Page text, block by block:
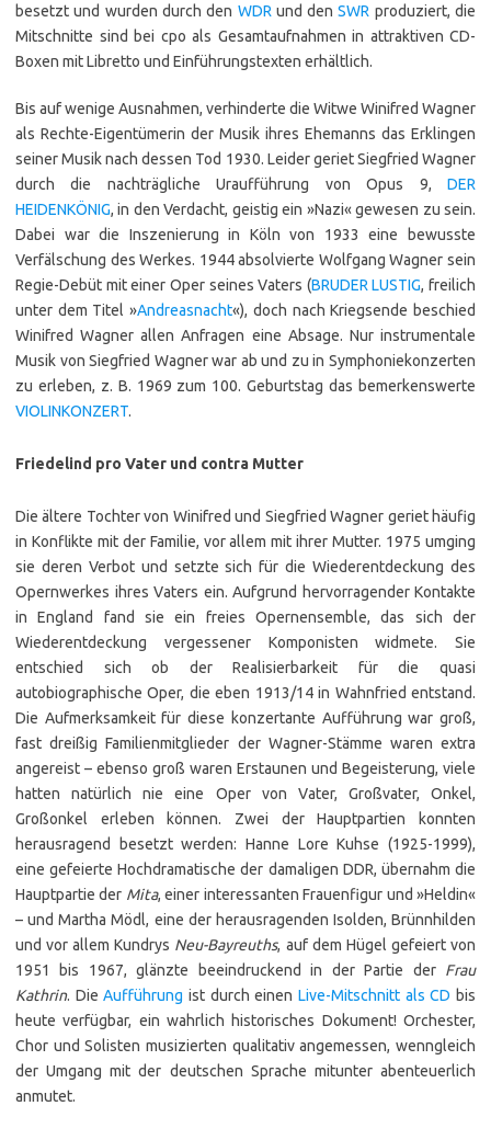
besetzt und wurden durch den WDR und denSWR produziert, die
Mitschnitte sind bei cpo als Gesamtaufnahmen in attraktiven CD-
Boxen mit Libretto und Einführungstexten erhältlich.
Bis auf wenige Ausnahmen, verhinderte die Witwe Winifred Wagner
als Rechte-Eigentümerin der Musik ihres Ehemanns das Erklingen
seiner Musik nach dessen Tod 1930. Leider geriet Siegfried Wagner
durch die nachträgliche Uraufführung von Opus 9, DER
HEIDENKÖNIG, in den Verdacht, geistig ein »Nazi« gewesen zu sein.
Dabei war die Inszenierung in Köln von 1933 eine bewusste
Verfälschung des Werkes. 1944 absolvierte Wolfgang Wagner sein
Regie-Debüt mit einer Oper seines Vaters (BRUDER LUSTIG, freilich
unter dem Titel »Andreasnacht«), doch nach Kriegsende beschied
Winifred Wagner allen Anfragen eine Absage. Nur instrumentale
Musik von Siegfried Wagner war ab und zu in Symphoniekonzerten
zu erleben, z. B. 1969 zum 100. Geburtstag das bemerkenswerte
VIOLINKONZERT.
Friedelind pro Vater und contra Mutter
Die ältere Tochter von Winifred und Siegfried Wagner geriet häufig
in Konflikte mit der Familie, vor allem mit ihrer Mutter. 1975 umging
sie deren Verbot und setzte sich für die Wiederentdeckung des
Opernwerkes ihres Vaters ein. Aufgrund hervorragender Kontakte
in England fand sie ein freies Opernensemble, das sich der
Wiederentdeckung vergessener Komponisten widmete. Sie
entschied sich ob der Realisierbarkeit für die quasi
autobiographische Oper, die eben 1913/14 in Wahnfried entstand.
Die Aufmerksamkeit für diese konzertante Aufführung war groß,
fast dreißig Familienmitglieder der Wagner-Stämme waren extra
angereist – ebenso groß waren Erstaunen und Begeisterung, viele
hatten natürlich nie eine Oper von Vater, Großvater, Onkel,
Großonkel erleben können. Zwei der Hauptpartien konnten
herausragend besetzt werden: Hanne Lore Kuhse (1925-1999),
eine gefeierte Hochdramatische der damaligen DDR, übernahm die
Hauptpartie der Mita, einer interessanten Frauenfigur und »Heldin«
– und Martha Mödl, eine der herausragenden Isolden, Brünnhilden
und vor allem Kundrys Neu-Bayreuths, auf dem Hügel gefeiert von
1951 bis 1967, glänzte beeindruckend in der Partie der Frau
Kathrin. DieAufführung ist durch einenLive-Mitschnitt als CD bis
heute verfügbar, ein wahrlich historisches Dokument! Orchester,
Chor und Solisten musizierten qualitativ angemessen, wenngleich
der Umgang mit der deutschen Sprache mitunter abenteuerlich
anmutet.